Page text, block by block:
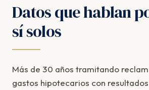
Datos que hablan
sí solos
Más de 30 años tramitando
gastos hipotecarios con